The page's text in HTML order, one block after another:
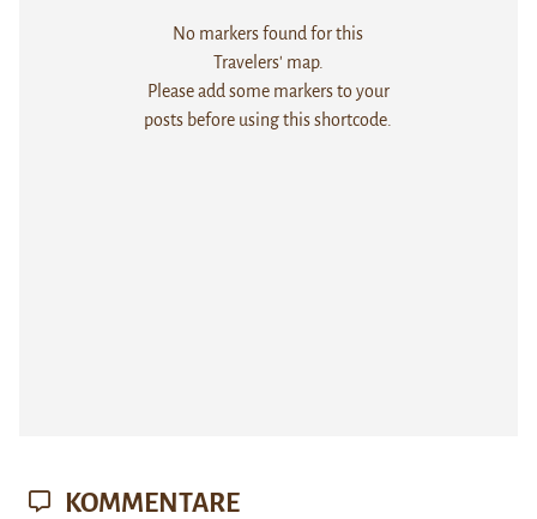
No markers found for this
Travelers' map.
Please add some markers to your
posts before using this shortcode.
KOMMENTARE